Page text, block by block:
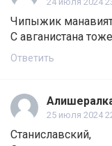
Чипыжик
С авганистана
Ответить
25 июля 2024
Станиславский,